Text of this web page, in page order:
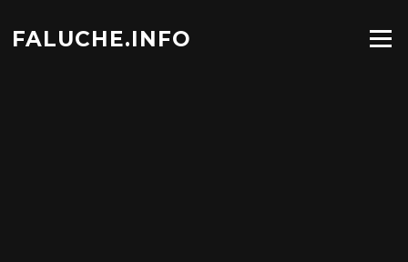
contenu
FALUCHE.INFO Menu